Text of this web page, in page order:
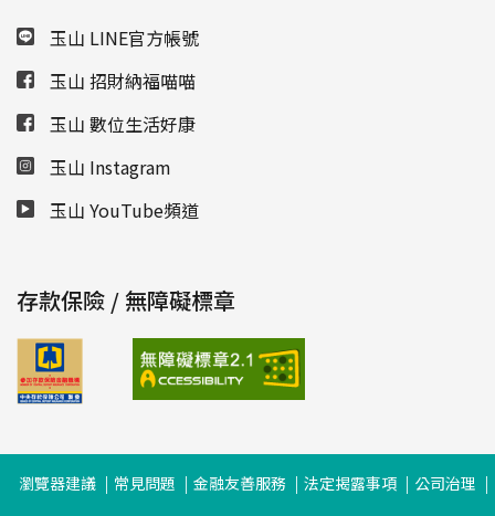
玉山 LINE官方帳號
玉山 招財納福喵喵
玉山 數位生活好康
玉山 Instagram
玉山 YouTube頻道
存款保險 / 無障礙標章
瀏覽器建議 常見問題 金融友善服務 法定揭露事項
公司治理